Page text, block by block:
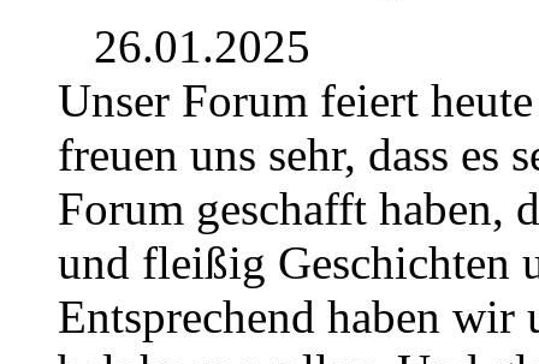
26.01.2025
Unser Forum feiert
freuen uns sehr, dass es
Forum geschafft haben,
und fleißig Geschichten
Entsprechend haben wir